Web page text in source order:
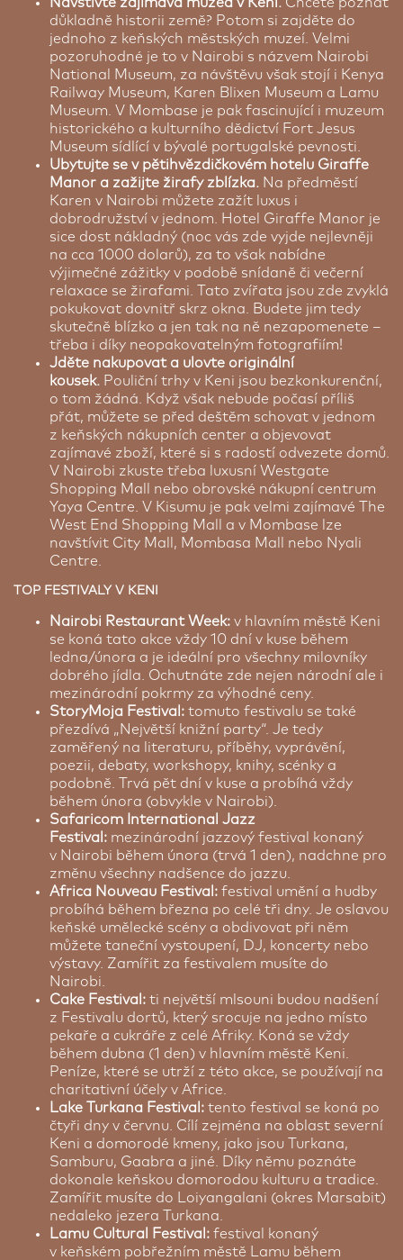
důkladně historii země? Potom si zajděte do
jednoho z keňských městských muzeí. Velmi
pozoruhodné je to v Nairobi s názvem Nairobi
National Museum, za návštěvu však stojí i Kenya
Railway Museum, Karen Blixen Museum a Lamu
Museum. V Mombase je pak fascinující i muzeum
historického a kulturního dědictví Fort Jesus
Museum sídlící v bývalé portugalské pevnosti.
Ubytujte se v pětihvězdičkovém hotelu Giraffe
Manor a zažijte žirafy zblízka. Na předměstí
Karen v Nairobi můžete zažít luxus i
dobrodružství v jednom. Hotel Giraffe Manor je
sice dost nákladný (noc vás zde vyjde nejlevněji
na cca 1000 dolarů), za to však nabídne
výjimečné zážitky v podobě snídaně či večerní
relaxace se žirafami. Tato zvířata jsou zde zvyklá
pokukovat dovnitř skrz okna. Budete jim tedy
skutečně blízko a jen tak na ně nezapomenete –
třeba i díky neopakovatelným fotografiím!
Jděte nakupovat a ulovte originální
kousek. Pouliční trhy v Keni jsou bezkonkurenční,
o tom žádná. Když však nebude počasí příliš
přát, můžete se před deštěm schovat v jednom
z keňských nákupních center a objevovat
zajímavé zboží, které si s radostí odvezete domů.
V Nairobi zkuste třeba luxusní Westgate
Shopping Mall nebo obrovské nákupní centrum
Yaya Centre. V Kisumu je pak velmi zajímavé The
West End Shopping Mall a v Mombase lze
navštívit City Mall, Mombasa Mall nebo Nyali
Centre.
TOP FESTIVALY V KENI
Nairobi Restaurant Week: v hlavním městě Keni
se koná tato akce vždy 10 dní v kuse během
ledna/února a je ideální pro všechny milovníky
dobrého jídla. Ochutnáte zde nejen národní ale i
mezinárodní pokrmy za výhodné ceny.
StoryMoja Festival: tomuto festivalu se také
přezdívá „Největší knižní party“. Je tedy
zaměřený na literaturu, příběhy, vyprávění,
poezii, debaty, workshopy, knihy, scénky a
podobně. Trvá pět dní v kuse a probíhá vždy
během února (obvykle v Nairobi).
Safaricom International Jazz
Festival: mezinárodní jazzový festival konaný
v Nairobi během února (trvá 1 den), nadchne pro
změnu všechny nadšence do jazzu.
Africa Nouveau Festival: festival umění a hudby
probíhá během března po celé tři dny. Je oslavou
keňské umělecké scény a obdivovat při něm
můžete taneční vystoupení, DJ, koncerty nebo
výstavy. Zamířit za festivalem musíte do
Nairobi.
Cake Festival: ti největší mlsouni budou nadšení
z Festivalu dortů, který srocuje na jedno místo
pekaře a cukráře z celé Afriky. Koná se vždy
během dubna (1 den) v hlavním městě Keni.
Peníze, které se utrží z této akce, se používají na
charitativní účely v Africe.
Lake Turkana Festival: tento festival se koná po
čtyři dny v červnu. Cílí zejména na oblast severní
Keni a domorodé kmeny, jako jsou Turkana,
Samburu, Gaabra a jiné. Díky němu poznáte
dokonale keňskou domorodou kulturu a tradice.
Zamířit musíte do Loiyangalani (okres Marsabit)
nedaleko jezera Turkana.
Lamu Cultural Festival: festival konaný
v keňském pobřežním městě Lamu během